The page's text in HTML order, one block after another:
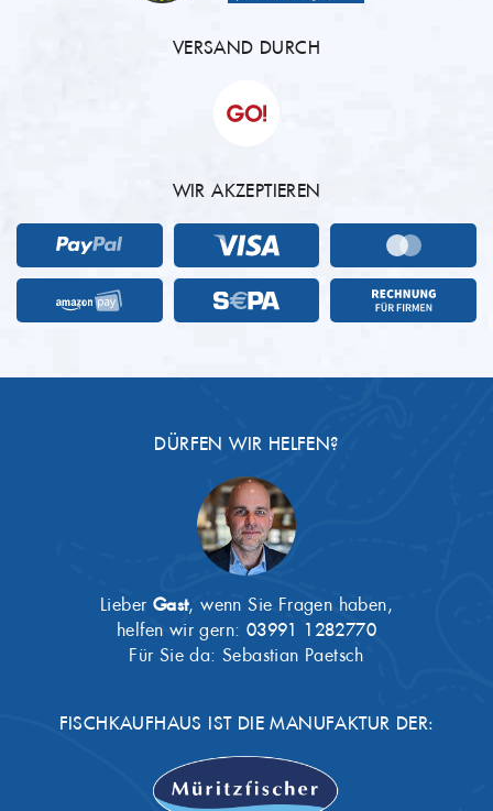
VERSAND DURCH
WIR AKZEPTIEREN
DÜRFEN WIR HELFEN?
Lieber Gast, wenn Sie Fragen haben,
helfen wir gern: 03991 1282770
Für Sie da: Sebastian Paetsch
FISCHKAUFHAUS IST DIE MANUFAKTUR DER: